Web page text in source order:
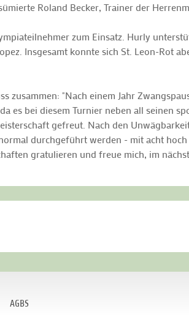
Roland Becker, Trainer der
zum Einsatz. Hurly
Insgesamt konnte sich St. Leon-Rot
zusammen: "Nach einem Jahr
es bei diesem Turnier neben all seinen
gefreut. Nach den
durchgeführt werden - mit acht
gratulieren und freue mich, im
AGBS